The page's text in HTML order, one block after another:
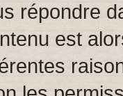
répondre
est